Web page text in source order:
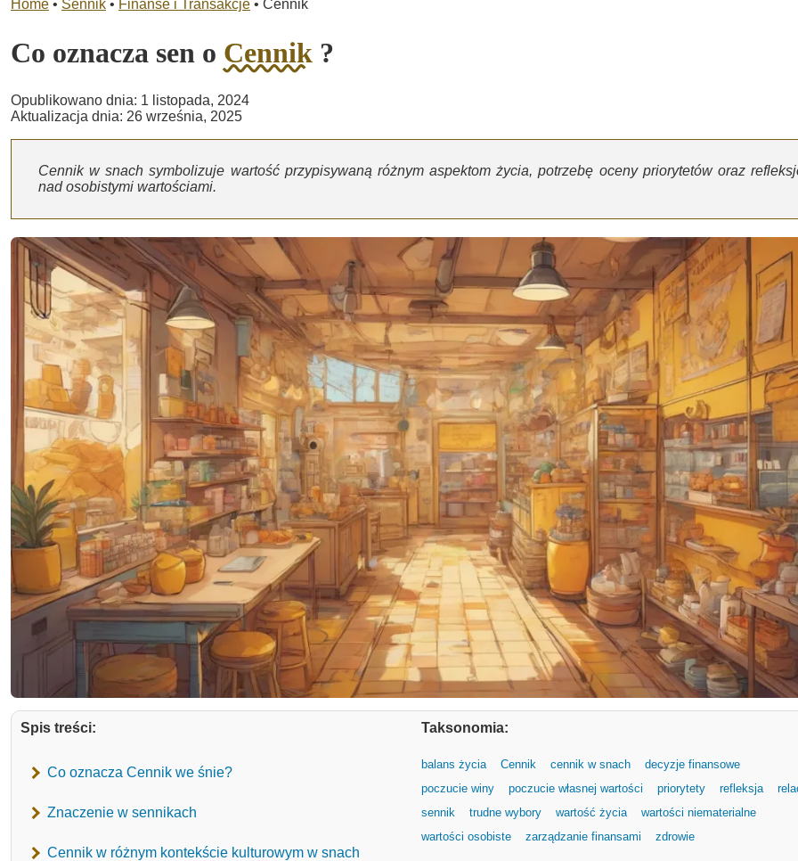
Home • Sennik • Finanse i Transakcje • Cennik
Co oznacza sen o Cennik ?
Opublikowano dnia: 1 listopada, 2024
Aktualizacja dnia: 26 września, 2025
Cennik w snach symbolizuje wartość przypisywaną różnym aspektom życia, potrzebę oceny priorytetów oraz
nad osobistymi wartościami.
Spis treści:
Co oznacza Cennik we śnie?
Znaczenie w sennikach
Cennik w różnym kontekście kulturowym w snach
Taksonomia:
balans życia Cennik cennik w snach
decyzje finansowe
poczucie winy
poczucie własnej wartości priorytety refleksja
sennik
trudne wybory wartość życia
wartości niematerialne
wartości osobiste
zarządzanie finansami zdrowie